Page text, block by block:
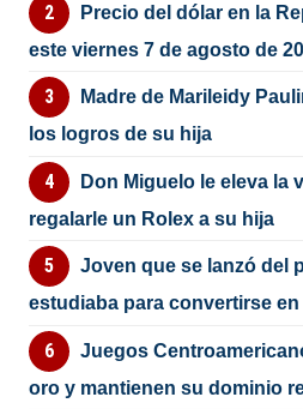
Precio del dólar en la
este viernes 7 de agosto de
Madre de Marileidy
los logros de su hija
Don Miguelo le eleva la
regalarle un Rolex a su hija
Joven que se lanzó del
estudiaba para convertirse
Juegos
oro y mantienen su dominio